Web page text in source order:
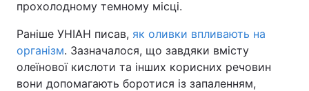
прохолодному темному місці.
Раніше УНІАН писав, як оливки впливають на
організм. Зазначалося, що завдяки вмісту
олеїнової кислоти та інших корисних речовин
вони допомагають боротися із запаленням,